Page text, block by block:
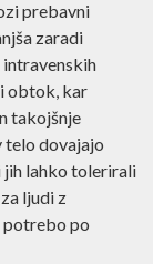
zaradi
jemljemo
prebavni
zaradi
obtok, kar
takojšnje
dovajajo
lahko
za
in
]
]